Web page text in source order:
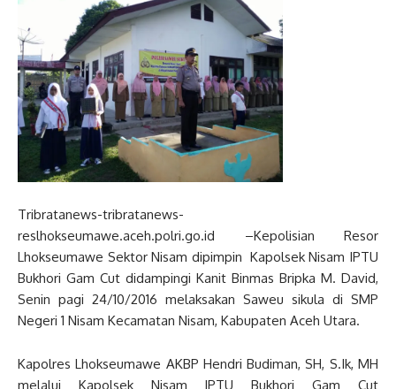
Tribratanews-tribratanews-
reslhokseumawe.aceh.polri.go.id –Kepolisian Resor
Lhokseumawe Sektor Nisam dipimpin Kapolsek Nisam IPTU
Bukhori Gam Cut didampingi Kanit Binmas Bripka M. David,
Senin pagi 24/10/2016 melaksakan Saweu sikula di SMP
Negeri 1 Nisam Kecamatan Nisam, Kabupaten Aceh Utara.
Kapolres Lhokseumawe AKBP Hendri Budiman, SH, S.Ik, MH
melalui Kapolsek Nisam IPTU Bukhori Gam Cut